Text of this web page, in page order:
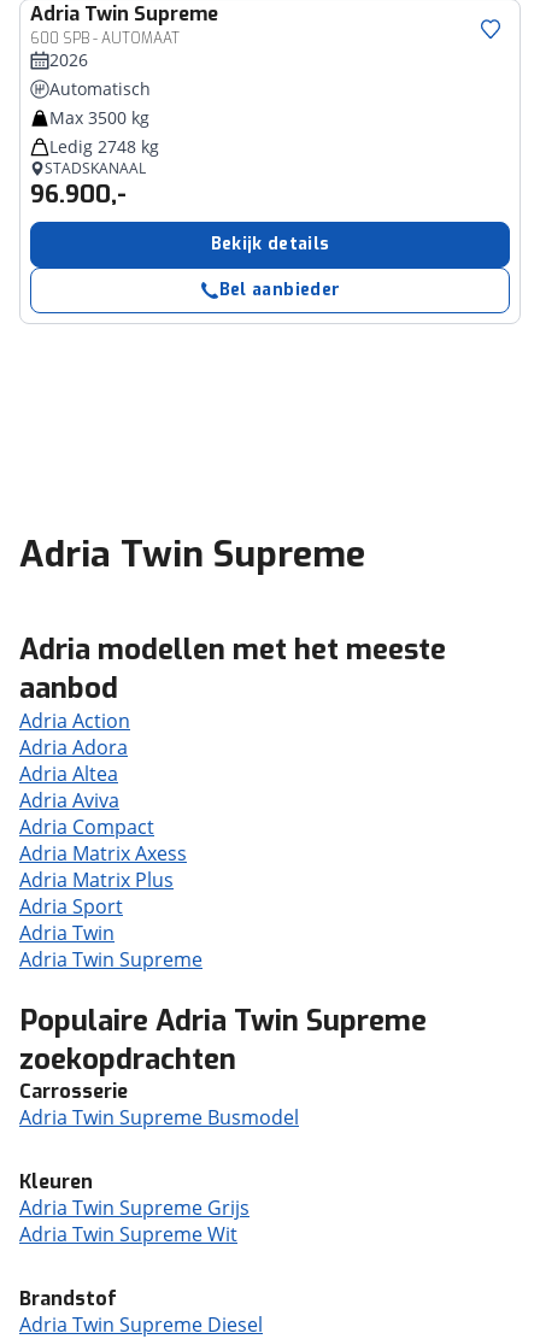
Adria Twin Supreme
600 SPB - AUTOMAAT
2026
Automatisch
Max 3500 kg
Ledig 2748 kg
STADSKANAAL
96.900,-
Bekijk details
Bel aanbieder
Adria Twin Supreme
Adria modellen met het meeste
aanbod
Adria Action
Adria Adora
Adria Altea
Adria Aviva
Adria Compact
Adria Matrix Axess
Adria Matrix Plus
Adria Sport
Adria Twin
Adria Twin Supreme
Populaire Adria Twin Supreme
zoekopdrachten
Carrosserie
Adria Twin Supreme Busmodel
Kleuren
Adria Twin Supreme Grijs
Adria Twin Supreme Wit
Brandstof
Adria Twin Supreme Diesel